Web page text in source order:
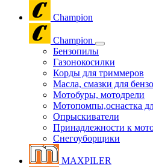
Champion
Champion
Бензопилы
Газонокосилки
Корды для триммеров
Масла, смазки для
Мотобуры, мотодрели
Мотопомпы,оснастка
Опрыскиватели
Принадлежности к
Снегоуборщики
MAXPILER